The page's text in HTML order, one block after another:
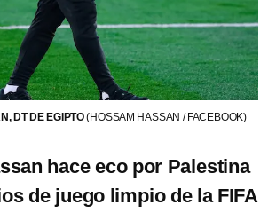
DT DE EGIPTO(HOSSAM HASSAN / FACEBOOK)
hace eco por Palestina
de juego limpio de la FIFA